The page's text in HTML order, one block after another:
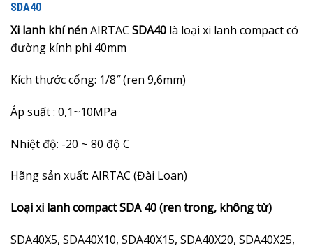
SDA40
Xi lanh khí nénAIRTAC SDA40 là loại xi lanh compact có
đường kính phi 40mm
Kích thước cổng: 1/8″ (ren 9,6mm)
Áp suất : 0,1~10MPa
Nhiệt độ: -20 ~ 80 độ C
Hãng sản xuất: AIRTAC (Đài Loan)
Loại xi lanh compact SDA 40 (ren trong, không từ)
SDA40X5, SDA40X10, SDA40X15, SDA40X20, SDA40X25,